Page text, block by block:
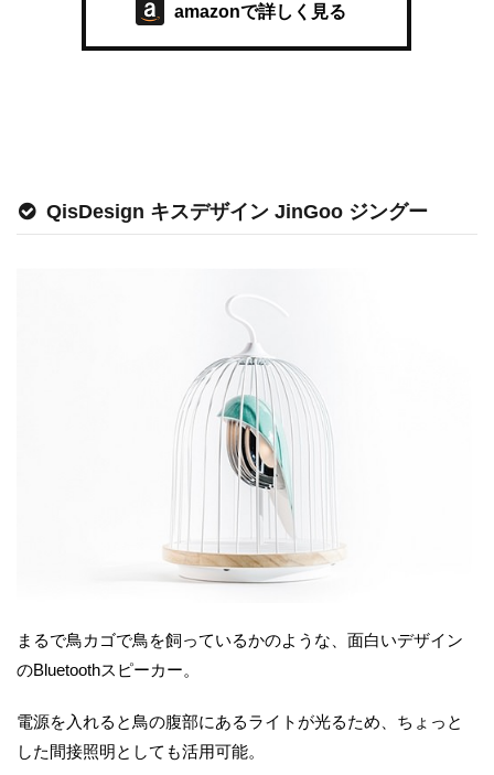
amazonで詳しく見る
QisDesign キスデザイン JinGoo ジングー
まるで鳥カゴで鳥を飼っているかのような、面白いデザイン
のBluetoothスピーカー。
電源を入れると鳥の腹部にあるライトが光るため、ちょっと
した間接照明としても活用可能。